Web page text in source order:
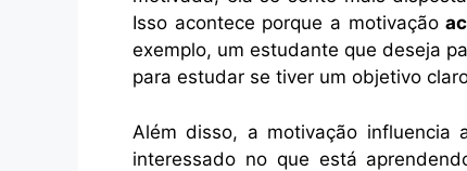
Isso acontece porque a motivação
exemplo, um estudante que deseja
para estudar se tiver um objetivo
Além disso, a motivação influencia
interessado no que está